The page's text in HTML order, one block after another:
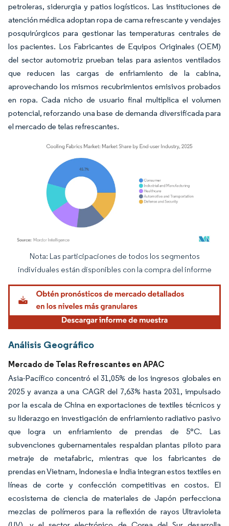
petroleras, siderurgia y patios logísticos. Las instituciones de
atención médica adoptan ropa de cama refrescante y vendajes
posquirúrgicos para gestionar las temperaturas centrales de
los pacientes. Los Fabricantes de Equipos Originales (OEM)
del sector automotriz prueban telas para asientos ventilados
que reducen las cargas de enfriamiento de la cabina,
aprovechando los mismos recubrimientos emisivos probados
en ropa. Cada nicho de usuario final multiplica el volumen
potencial, reforzando una base de demanda diversificada para
el mercado de telas refrescantes.
Imagen © Mordor Intelligence. El uso requiere atribución según CC BY 4.0.
Nota: Las participaciones de todos los segmentos
individuales están disponibles con la compra del informe
Análisis Geográfico
Mercado de Telas Refrescantes en APAC
Asia-Pacífico concentró el 31,05% de los ingresos globales en
2025 y avanza a una CAGR del 7,63% hasta 2031, impulsado
por la escala de China en exportaciones de textiles técnicos y
su liderazgo en investigación de enfriamiento radiativo pasivo
que logra un enfriamiento de prendas de 5°C. Las
subvenciones gubernamentales respaldan plantas piloto para
metraje de metafabric, mientras que los fabricantes de
prendas en Vietnam, Indonesia e India integran estos textiles en
líneas de corte y confección competitivas en costos. El
ecosistema de ciencia de materiales de Japón perfecciona
mezclas de polímeros para la reflexión de rayos Ultravioleta